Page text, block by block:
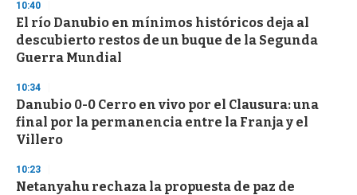
10:40
El río Danubio en mínimos históricos deja al
descubierto restos de un buque de la Segunda
Guerra Mundial
10:34
Danubio 0-0 Cerro en vivo por el Clausura: una
final por la permanencia entre la Franja y el
Villero
10:23
Netanyahu rechaza la propuesta de paz de